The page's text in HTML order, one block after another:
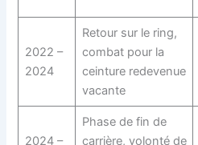
2022 –
2024
Retour sur le ring,
combat pour la
ceinture redevenue
vacante
2024 –
Phase de fin de
carrière, volonté de